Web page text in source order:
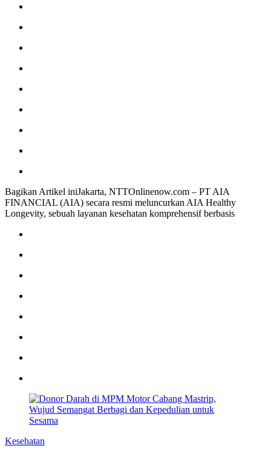
Bagikan Artikel iniJakarta, NTTOnlinenow.com – PT AIA
FINANCIAL (AIA) secara resmi meluncurkan AIA Healthy
Longevity, sebuah layanan kesehatan komprehensif berbasis
Kesehatan